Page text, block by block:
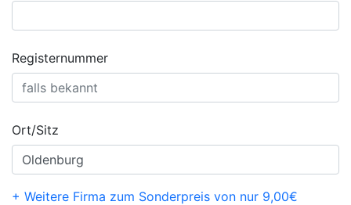
Registernummer
Ort/Sitz
+ Weitere Firma zum Sonderpreis von nur 9,00€